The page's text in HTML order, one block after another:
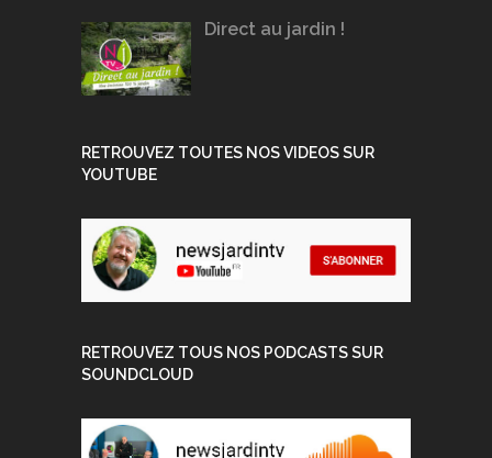
Direct au jardin !
RETROUVEZ TOUTES NOS VIDEOS SUR
YOUTUBE
RETROUVEZ TOUS NOS PODCASTS SUR
SOUNDCLOUD